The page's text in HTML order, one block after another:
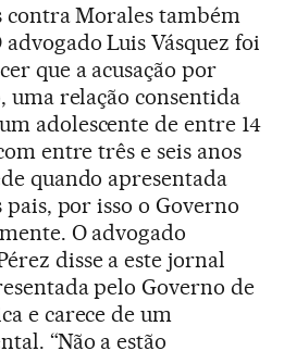
contra Morales também
Luis Vásquez foi
que a acusação por
uma relação consentida
adolescente de entre 14
entre três e seis anos
quando apresentada
por isso o Governo
O advogado
disse a este jornal
pelo Governo de
e carece de um
“Não a estão